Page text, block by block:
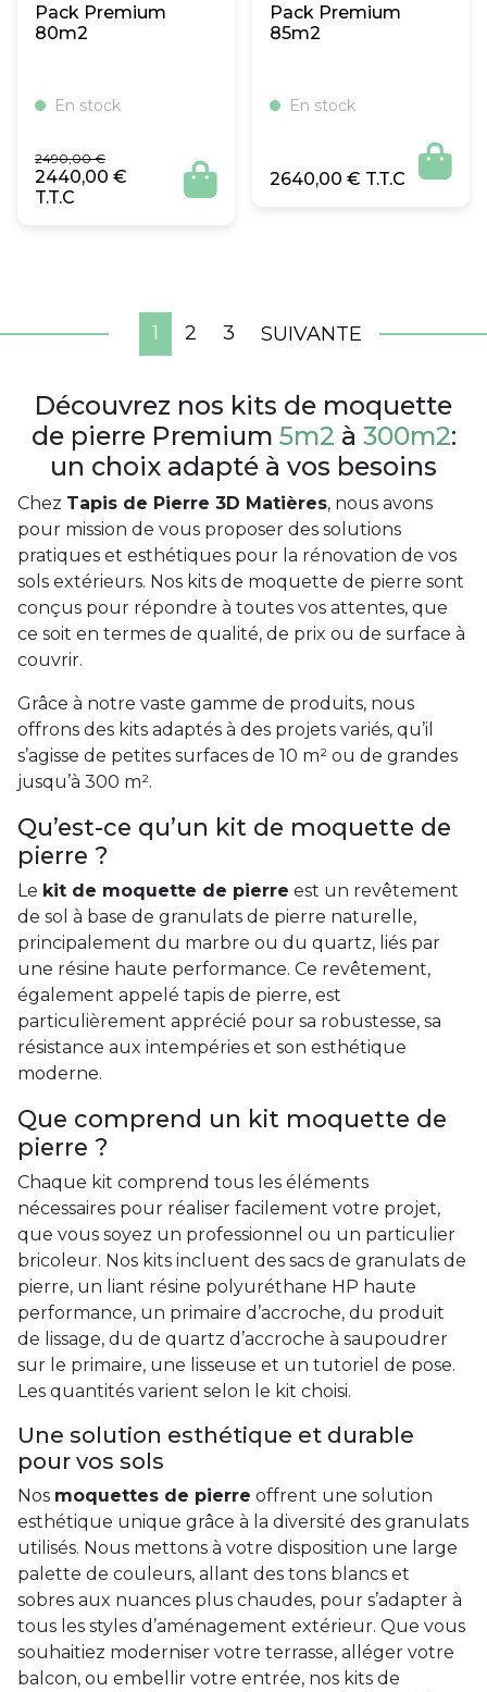
Pack Premium
80m2
En stock
2490,00€
prix
initial
était :
2440,00 €
prix
actuel
est :

Pack Premium
85m2
En stock
2640,00€ 
1 2 3 SUIVANTE
Découvrez nos kits de moquette
de pierre Premium 5m2 à 300m2:
un choix adapté à vos besoins
Chez Tapis de Pierre 3D Matières, nous avons
pour mission de vous proposer des solutions
pratiques et esthétiques pour la rénovation de vos
sols extérieurs. Nos kits de moquette de pierre sont
conçus pour répondre à toutes vos attentes, que
ce soit en termes de qualité, de prix ou de surface à
couvrir.
Grâce à notre vaste gamme de produits, nous
offrons des kits adaptés à des projets variés, qu’il
s’agisse de petites surfaces de 10 m² ou de grandes
jusqu’à 300 m².
Qu’est-ce qu’un kit de moquette de
pierre ?
Le kit de moquette de pierre est un revêtement
de sol à base de granulats de pierre naturelle,
principalement du marbre ou du quartz, liés par
une résine haute performance. Ce revêtement,
également appelé tapis de pierre, est
particulièrement apprécié pour sa robustesse, sa
résistance aux intempéries et son esthétique
moderne.
Que comprend un kit moquette de
pierre ?
Chaque kit comprend tous les éléments
nécessaires pour réaliser facilement votre projet,
que vous soyez un professionnel ou un particulier
bricoleur. Nos kits incluent des sacs de granulats de
pierre, un liant résine polyuréthane HP haute
performance, un primaire d’accroche, du produit
de lissage, du de quartz d’accroche à saupoudrer
sur le primaire, une lisseuse et un tutoriel de pose.
Les quantités varient selon le kit choisi.
Une solution esthétique et durable
pour vos sols
Nos moquettes de pierre offrent une solution
esthétique unique grâce à la diversité des granulats
utilisés. Nous mettons à votre disposition une large
palette de couleurs, allant des tons blancs et
sobres aux nuances plus chaudes, pour s’adapter à
tous les styles d’aménagement extérieur. Que vous
souhaitiez moderniser votre terrasse, alléger votre
balcon, ou embellir votre entrée, nos kits de